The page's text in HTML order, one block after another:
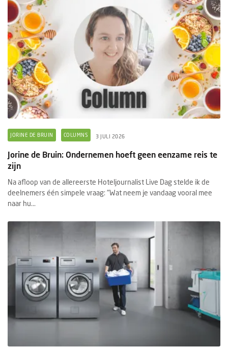
JORINE DE BRUIN COLUMNS 3 JULI 2026
Jorine de Bruin: Ondernemen hoeft geen eenzame reis te
zijn
Na afloop van de allereerste Hoteljournalist Live Dag stelde ik de
deelnemers één simpele vraag: "Wat neem je vandaag vooral mee
naar hu...